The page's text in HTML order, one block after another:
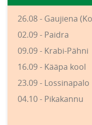
26.08 - Gaujiena
02.09 - Paidra
09.09 - Krabi-Pähni
16.09 - Kääpa kool
23.09 - Lossinapalo
04.10 - Pikakannu